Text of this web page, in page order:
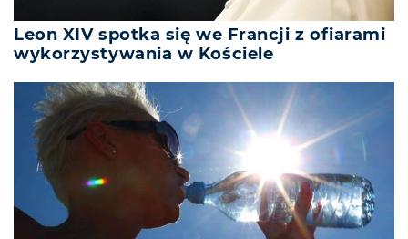
Leon XIV spotka się we Francji z ofiarami
wykorzystywania w Kościele